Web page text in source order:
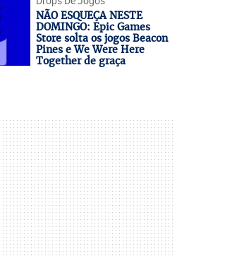
NÃO ESQUEÇA NESTE
DOMINGO: Epic Games
Store solta os jogos Beacon
Pines e We Were Here
Together de graça